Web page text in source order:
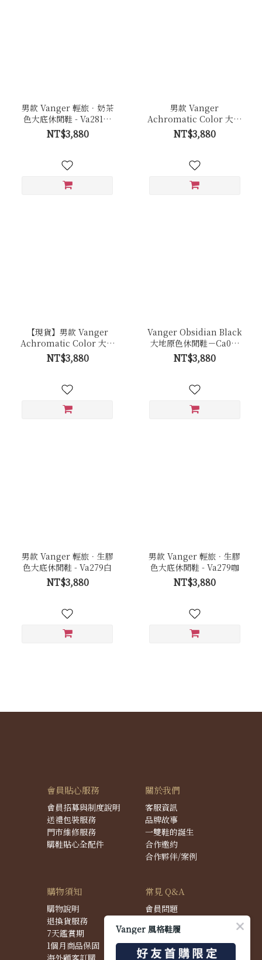
男款 Vanger 輕旅．奶茶
色大底休閒鞋 - Va281黑
(白底)
NT$3,880
男款 Vanger
Achromatic Color 大地
原色休閒鞋－Ca001卵石
白色(牛皮拼接反毛皮)
NT$3,880
【現貨】男款 Vanger
Achromatic Color 大地
原色休閒鞋－Ca001皚白
色(牛皮)
NT$3,880
Vanger Obsidian Black
大地原色休閒鞋－Ca001
曜岩黑(黑底)
NT$3,880
男款 Vanger 輕旅．生膠
色大底休閒鞋 - Va279白
NT$3,880
男款 Vanger 輕旅．生膠
色大底休閒鞋 - Va279咖
NT$3,880
會員貼心服務
會員招募與制度說明
送禮包裝服務
門市維修服務
購鞋貼心全配件
關於我們
客服資訊
品牌故事
一雙鞋的誕生
合作邀約
合作夥伴/案例
購物須知
購物說明
退換貨服務
7天鑑賞期
1個月商品保固
海外顧客訂購
常見 Q&A
會員問題
配送問題
退換貨問題
商品問題
Vanger 風格鞋履